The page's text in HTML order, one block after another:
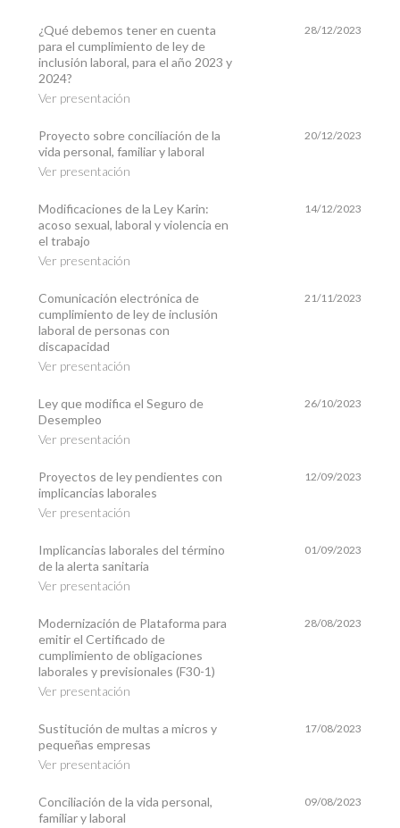
¿Qué debemos tener en cuenta
para el cumplimiento de ley de
inclusión laboral, para el año 2023 y
2024?
Ver presentación
28/12/2023
Proyecto sobre conciliación de la
vida personal, familiar y laboral
Ver presentación
20/12/2023
Modificaciones de la Ley Karin:
acoso sexual, laboral y violencia en
el trabajo
Ver presentación
14/12/2023
Comunicación electrónica de
cumplimiento de ley de inclusión
laboral de personas con
discapacidad
Ver presentación
21/11/2023
Ley que modifica el Seguro de
Desempleo
Ver presentación
26/10/2023
Proyectos de ley pendientes con
implicancias laborales
Ver presentación
12/09/2023
Implicancias laborales del término
de la alerta sanitaria
Ver presentación
01/09/2023
Modernización de Plataforma para
emitir el Certificado de
cumplimiento de obligaciones
laborales y previsionales (F30-1)
Ver presentación
28/08/2023
Sustitución de multas a micros y
pequeñas empresas
Ver presentación
17/08/2023
Conciliación de la vida personal,
familiar y laboral
09/08/2023